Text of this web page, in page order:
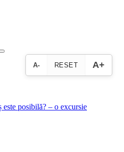
A- RESET A+
este posibilă? – o excursie